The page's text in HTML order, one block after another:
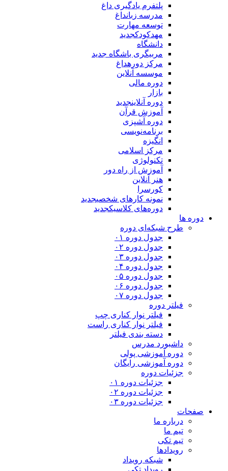
پلتفرم یادگیریداغ
مدرسه زبانداغ
توسعه مهارت
مهدکودکجدید
دانشگاه
مربیگری باشگاهجدید
مرکز دوره داغ
موسسه آنلاین
دوره مالی
بازار
دوره آنلاین جدید
آموزش قرآن
دوره آشپزی
برنامه‌نویسی
انگیزه
مرکز اسلامی
تکنولوژی
آموزش از راه دور
هنر آنلاین
کورسرا
نمونه کارهای شخصیجدید
دوره‌های کلاسیکجدید
دوره ها
طرح شبکه‌ای دوره
جدول دوره ۰۱
جدول دوره ۰۲
جدول دوره ۰۳
جدول دوره ۰۴
جدول دوره ۰۵
جدول دوره ۰۶
جدول دوره ۰۷
فیلتر دوره
فیلتر نوار کناری چپ
فیلتر نوار کناری راست
دسته بندی فیلتر
داشبورد مدرس
دوره آموزشی پولی
دوره آموزشی رایگان
جزئیات دوره
جزئیات دوره ۰۱
جزئیات دوره ۰۲
جزئیات دوره ۰۳
صفحات
درباره ما
تیم ما
تیم تکی
رویدادها
شبکه رویداد
رویداد تکی